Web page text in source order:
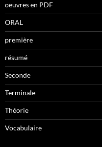
oeuvres en PDF
ORAL
première
résumé
Seconde
Terminale
Théorie
Vocabulaire